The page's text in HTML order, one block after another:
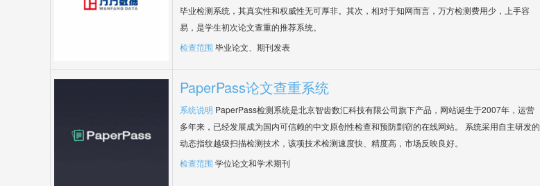
毕业检测系统，其真实性和权威性无可厚非。其次，相对于知网而言，万方检测费用少，上手容
易，是学生初次论文查重的推荐系统。
检查范围 毕业论文、期刊发表
PaperPass论文查重系统
系统说明 PaperPass检测系统是北京智齿数汇科技有限公司旗下产品，网站诞生于2007年，运营
多年来，已经发展成为国内可信赖的中文原创性检查和预防剽窃的在线网站。 系统采用自主研发的
动态指纹越级扫描检测技术，该项技术检测速度快、精度高，市场反映良好。
检查范围 学位论文和学术期刊